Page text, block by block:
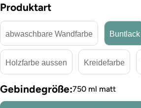
Produktart
abwaschbare Wandfarbe Buntlack
Holzfarbe aussen Kreidefarbe
Gebindegröße:750 ml matt